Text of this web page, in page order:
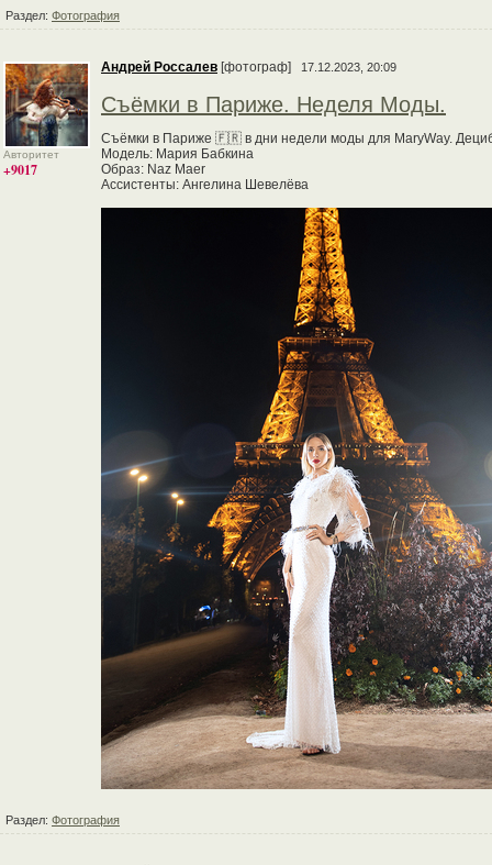
Раздел: Фотография
Авторитет
+9017
Андрей Россалев [фотограф] 17.12.2023, 20:09
Съёмки в Париже. Неделя Моды.
Съёмки в Париже 🇫🇷 в дни недели моды для MaryWay.
Модель: Мария Бабкина
Образ: Naz Maer
Ассистенты: Ангелина Шевелёва
Раздел: Фотография